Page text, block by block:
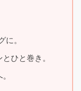
に。
ひと巻き。